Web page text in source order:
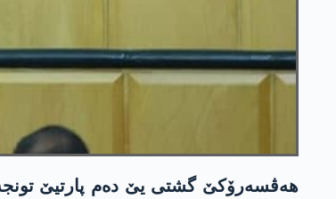
ھەڤسەرۆکێ گشتی یێ دەم پارتیێ